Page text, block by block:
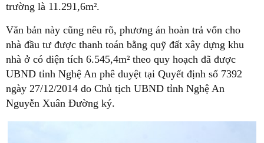
trường là 11.291,6m².
Văn bản này cũng nêu rõ, phương án hoàn trả vốn cho
nhà đầu tư được thanh toán bằng quỹ đất xây dựng khu
nhà ở có diện tích 6.545,4m² theo quy hoạch đã được
UBND tỉnh Nghệ An phê duyệt tại Quyết định số 7392
ngày 27/12/2014 do Chủ tịch UBND tỉnh Nghệ An
Nguyễn Xuân Đường ký.